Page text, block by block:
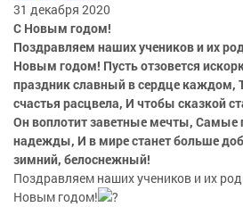
31 декабря 2020
С Новым годом!
Поздравляем наших учеников и их
Новым годом! Пусть отзовется
праздник славный в сердце каждом,
счастья расцвела, И чтобы сказкой
Он воплотит заветные мечты, Самые
надежды, И в мире станет больше
зимний, белоснежный!
Поздравляем наших учеников и их
Новым годом!